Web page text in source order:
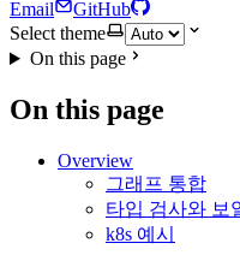
Email
GitHub
Select theme
On this page
On this page
Overview
그래프 통합
타입 검사와 보
k8s 예시